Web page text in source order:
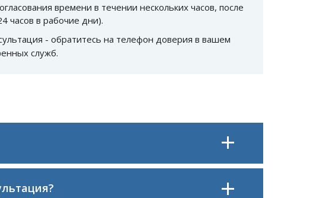
времени в течении нескольких часов, после
часов в рабочие дни).
- обратитесь на телефон доверия в вашем
служб.
20% на первую консультацию.